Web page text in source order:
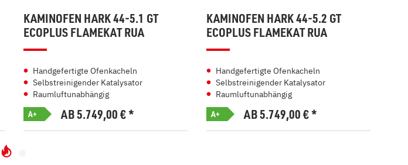
KAMINOFEN HARK 44-5.1 GT
ECOPLUS FLAMEKAT RUA
Handgefertigte Ofenkacheln
Selbstreinigender Katalysator
Raumluftunabhängig
A+ AB 5.749,00€*
KAMINOFEN HARK 44-5.2 GT
ECOPLUS FLAMEKAT RUA
Handgefertigte Ofenkacheln
Selbstreinigender Katalysator
Raumluftunabhängig
A+ AB 5.749,00€*